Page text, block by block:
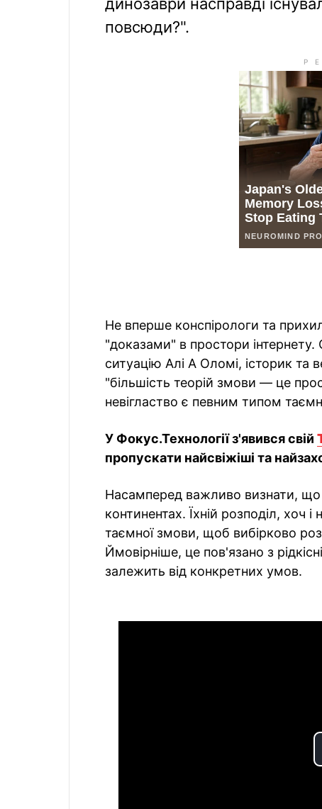
повсюди?".
Не вперше конспірологи та
"доказами" в простори
ситуацію Алі А Оломі, історик та
"більшість теорій змови — це
невігластво є певним типом
У Фокус.Технології з'явився свій
пропускати найсвіжіші та
Насамперед важливо визнати, що
континентах. Їхній розподіл, хоч
таємної змови, щоб вибірково
Ймовірніше, це пов'язано з
залежить від конкретних умов.